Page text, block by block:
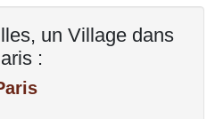
un Village dans
: